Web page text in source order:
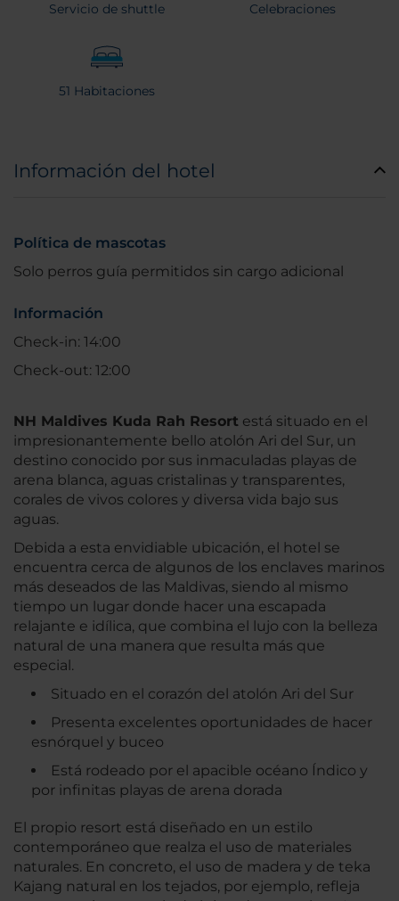
Servicio de shuttle Celebraciones
51 Habitaciones
Información del hotel
Política de mascotas
Solo perros guía permitidos sin cargo adicional
Información
Check-in: 14:00
Check-out: 12:00
NH Maldives Kuda Rah Resort está situado en el
impresionantemente bello atolón Ari del Sur, un
destino conocido por sus inmaculadas playas de
arena blanca, aguas cristalinas y transparentes,
corales de vivos colores y diversa vida bajo sus
aguas.
Debida a esta envidiable ubicación, el hotel se
encuentra cerca de algunos de los enclaves marinos
más deseados de las Maldivas, siendo al mismo
tiempo un lugar donde hacer una escapada
relajante e idílica, que combina el lujo con la belleza
natural de una manera que resulta más que
especial.
Situado en el corazón del atolón Ari del Sur
Presenta excelentes oportunidades de hacer
esnórquel y buceo
Está rodeado por el apacible océano Índico y
por infinitas playas de arena dorada
El propio resort está diseñado en un estilo
contemporáneo que realza el uso de materiales
naturales. En concreto, el uso de madera y de teka
Kajang natural en los tejados, por ejemplo, refleja